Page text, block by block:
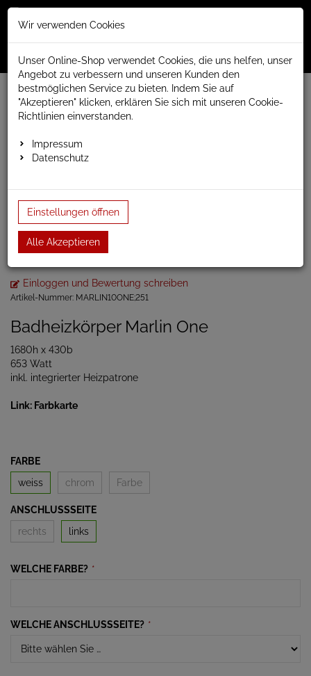
Menü
Weiter einkaufen
www.anapont.eu
elektrischer Badheizkörper
Badheizkörper Marlin One 1680h x 430b mit integri…
Badheizkörper Marlin One
1680h x 430b mit
integrierter Heizpatrone
Einloggen und Bewertung schreiben
Artikel-Nummer: MARLIN10ONE;251
Badheizkörper Marlin One
1680h x 430b
653 Watt
inkl. integrierter Heizpatrone
Link: Farbkarte
FARBE
weiss
chrom Farbe
ANSCHLUSSSEITE
rechts
links
WELCHE FARBE? *
WELCHE ANSCHLUSSSEITE? *
Wir verwenden Cookies
Unser Online-Shop verwendet Cookies, die uns helfen, unser
Angebot zu verbessern und unseren Kunden den
bestmöglichen Service zu bieten. Indem Sie auf
"Akzeptieren" klicken, erklären Sie sich mit unseren Cookie-
Richtlinien einverstanden.
Impressum
Datenschutz
Einstellungen öffnen
Alle Akzeptieren